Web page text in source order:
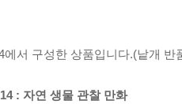
에서 구성한 상품입니다.(낱개 반
: 자연 생물 관찰 만화